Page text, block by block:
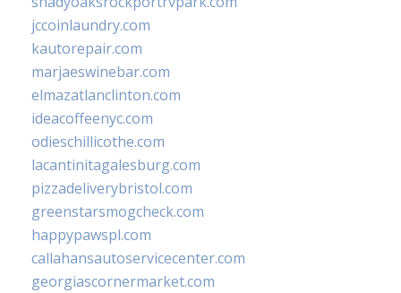
jccoinlaundry.com
kautorepair.com
marjaeswinebar.com
elmazatlanclinton.com
ideacoffeenyc.com
odieschillicothe.com
lacantinitagalesburg.com
pizzadeliverybristol.com
greenstarsmogcheck.com
happypawspl.com
callahansautoservicecenter.com
georgiascornermarket.com